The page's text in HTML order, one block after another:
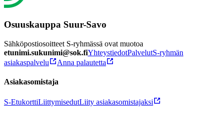
Osuuskauppa Suur-Savo
Sähköpostiosoitteet S-ryhmässä ovat muotoa
etunimi.sukunimi@sok.fiYhteystiedotPalvelutS-ryhmän
asiakaspalvelu
Anna palautetta
Asiakasomistaja
S-EtukorttiLiittymisedutLiity asiakasomistajaksi